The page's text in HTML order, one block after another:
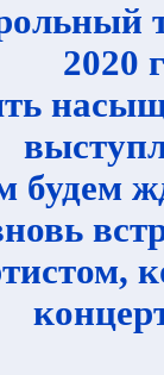
2020
будем